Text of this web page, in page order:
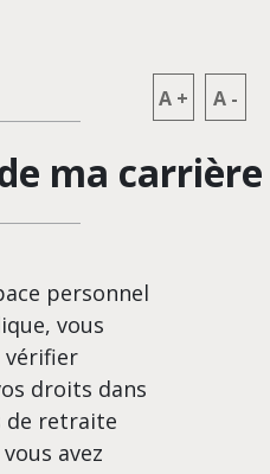
A + A -
ma carrière
personnel
vous
vérifier
droits dans
de retraite
avez